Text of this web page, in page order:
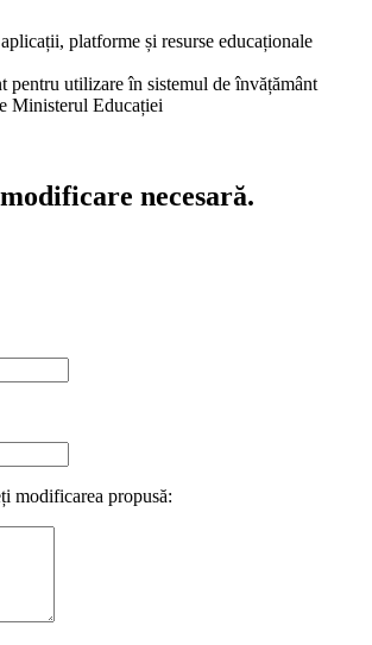
platforme și resurse educaționale
pentru utilizare în sistemul de învățământ
Ministerul Educației
necesară.
modificarea propusă: